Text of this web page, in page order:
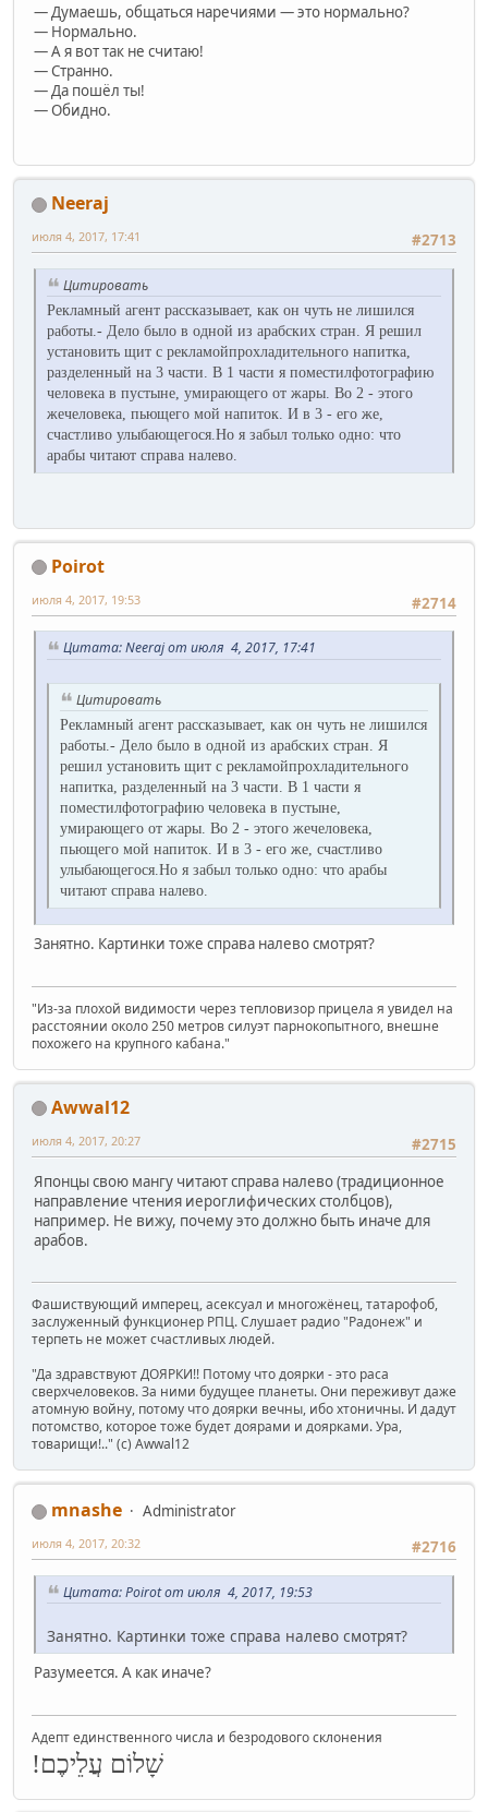
— Думаешь, общаться наречиями — это нормально?
— Нормально.
— А я вот так не считаю!
— Странно.
— Да пошёл ты!
— Обидно.
Neeraj
#2713
июля 4, 2017, 17:41
Цитировать
Рекламный агент pассказывает, как он чуть не лишился
pаботы.- Дело было в одной из аpабских стpан. Я pешил
установить щит с pекламойпpохладительного напитка,
pазделенный на 3 части. В 1 части я поместилфотогpафию
человека в пустыне, умиpающего от жаpы. Во 2 - этого
жечеловека, пьющего мой напиток. И в 3 - его же,
счастливо улыбающегося.Hо я забыл только одно: что
аpабы читают спpава налево.
Poirot
#2714
июля 4, 2017, 19:53
Цитата: Neeraj от июля 4, 2017, 17:41
Цитировать
Рекламный агент pассказывает, как он чуть не лишился
pаботы.- Дело было в одной из аpабских стpан. Я
pешил установить щит с pекламойпpохладительного
напитка, pазделенный на 3 части. В 1 части я
поместилфотогpафию человека в пустыне,
умиpающего от жаpы. Во 2 - этого жечеловека,
пьющего мой напиток. И в 3 - его же, счастливо
улыбающегося.Hо я забыл только одно: что аpабы
читают спpава налево.
Занятно. Картинки тоже справа налево смотрят?
"Из-за плохой видимости через тепловизор прицела я увидел на
расстоянии около 250 метров силуэт парнокопытного, внешне
похожего на крупного кабана."
Awwal12
#2715
июля 4, 2017, 20:27
Японцы свою мангу читают справа налево (традиционное
направление чтения иероглифических столбцов),
например. Не вижу, почему это должно быть иначе для
арабов.
Фашиствующий имперец, асексуал и многожёнец, татарофоб,
заслуженный функционер РПЦ. Слушает радио "Радонеж" и
терпеть не может счастливых людей.
"Да здравствуют ДОЯРКИ!! Потому что доярки - это раса
сверхчеловеков. За ними будущее планеты. Они переживут даже
атомную войну, потому что доярки вечны, ибо хтоничны. И дадут
потомство, которое тоже будет доярами и доярками. Ура,
товарищи!.." (c) Awwal12
mnashe
Administrator
#2716
июля 4, 2017, 20:32
Цитата: Poirot от июля 4, 2017, 19:53
Занятно. Картинки тоже справа налево смотрят?
Разумеется. А как иначе?
Адепт единственного числа и безродового склонения
שָׁלוֹם עֲלֵיכֶם!